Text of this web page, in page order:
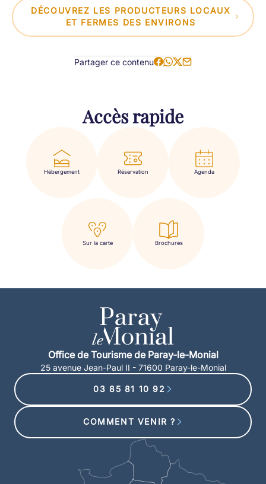
DÉCOUVREZ LES PRODUCTEURS LOCAUX
ET FERMES DES ENVIRONS
Partager ce contenu
Accès rapide
Hébergement Réservation Agenda
Sur la carte Brochures
Office de Tourisme de Paray-le-Monial
25 avenue Jean-Paul II - 71600 Paray-le-Monial
03 85 81 10 92
COMMENT VENIR ?